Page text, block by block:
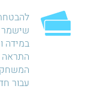
במידה
עבור חדר בודד